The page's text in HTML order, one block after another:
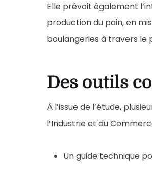
Elle prévoit également
production du pain, en
boulangeries à travers le
Des outils
À l’issue de l’étude,
l’Industrie et du
Un guide technique